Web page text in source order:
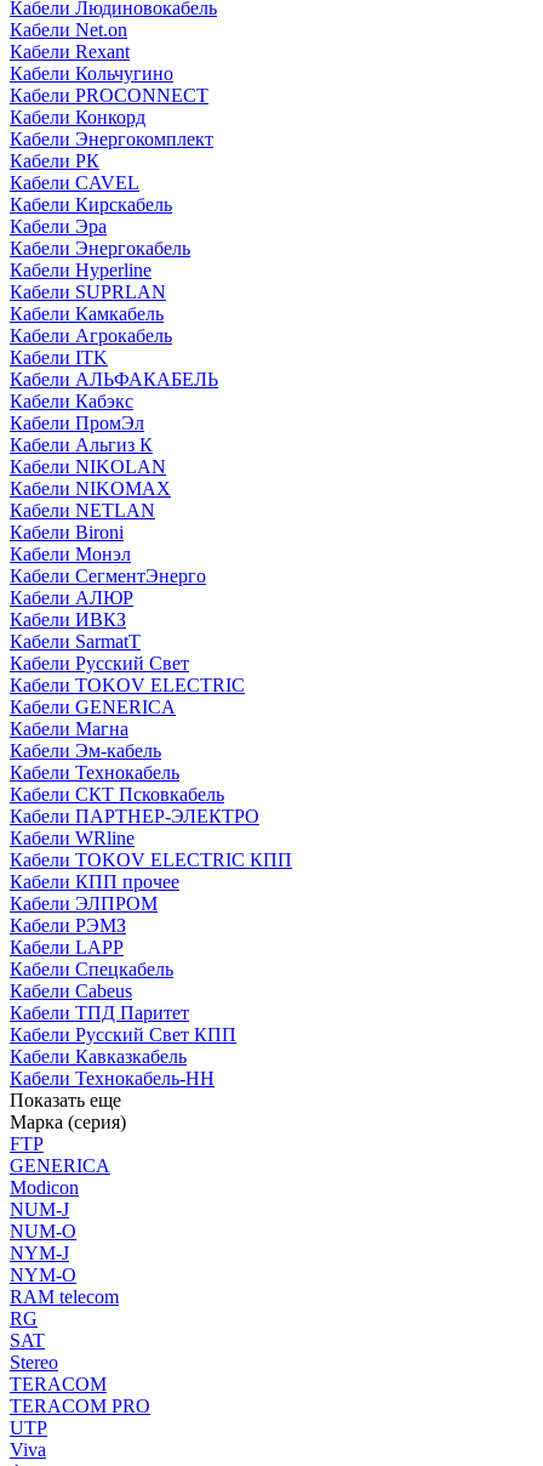
Кабели Людиновокабель
Кабели Net.on
Кабели Rexant
Кабели Кольчугино
Кабели PROCONNECT
Кабели Конкорд
Кабели Энергокомплект
Кабели РК
Кабели CAVEL
Кабели Кирскабель
Кабели Эра
Кабели Энергокабель
Кабели Hyperline
Кабели SUPRLAN
Кабели Камкабель
Кабели Агрокабель
Кабели ITK
Кабели АЛЬФАКАБЕЛЬ
Кабели Кабэкс
Кабели ПромЭл
Кабели Альгиз К
Кабели NIKOLAN
Кабели NIKOMAX
Кабели NETLAN
Кабели Bironi
Кабели Монэл
Кабели СегментЭнерго
Кабели АЛЮР
Кабели ИВКЗ
Кабели SarmatT
Кабели Русский Свет
Кабели TOKOV ELECTRIC
Кабели GENERICA
Кабели Магна
Кабели Эм-кабель
Кабели Технокабель
Кабели СКТ Псковкабель
Кабели ПАРТНЕР-ЭЛЕКТРО
Кабели WRline
Кабели TOKOV ELECTRIC КПП
Кабели КПП прочее
Кабели ЭЛПРОМ
Кабели РЭМЗ
Кабели LAPP
Кабели Спецкабель
Кабели Cabeus
Кабели ТПД Паритет
Кабели Русский Свет КПП
Кабели Кавказкабель
Кабели Технокабель-НН
Показать еще
Марка (серия)
FTP
GENERICA
Modicon
NUM-J
NUM-O
NYM-J
NYM-O
RAM telecom
RG
SAT
Stereo
TERACOM
TERACOM PRO
UTP
Viva